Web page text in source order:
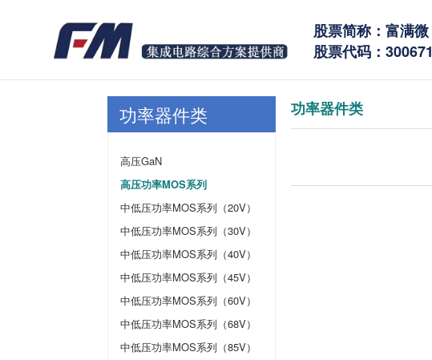
股票简称：富满微
股票代码：300671
功率器件类
高压GaN
高压功率MOS系列
中低压功率MOS系列（20V）
中低压功率MOS系列（30V）
中低压功率MOS系列（40V）
中低压功率MOS系列（45V）
中低压功率MOS系列（60V）
中低压功率MOS系列（68V）
中低压功率MOS系列（85V）
功率器件类